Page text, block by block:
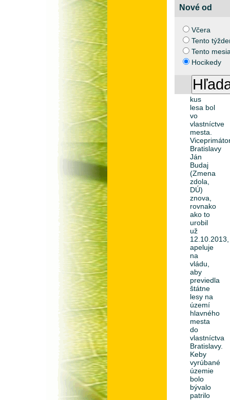
Nové od
Včera
Tento
Tento
Hocikedy
rozsiahly
stromov
na
bratislavskej
Kolibe
by sa
nestal,
keby
tento
kus
lesa bol
vo
vlastníctve
mesta.
Bratislavy
Ján
Budaj
(Zmena
zdola,
DÚ)
znova,
rovnako
ako to
urobil
už
12.10.2013,
apeluje
na
vládu,
aby
previedla
štátne
lesy na
území
hlavného
mesta
do
vlastníctva
Bratislavy.
Keby
vyrúbané
územie
bolo
bývalo
patrilo